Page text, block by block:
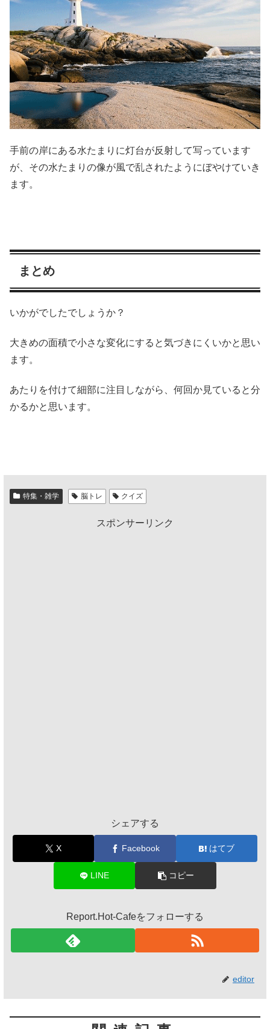
手前の岸にある水たまりに灯台が反射して写っています
が、その水たまりの像が風で乱されたようにぼやけていき
ます。
まとめ
いかがでしたでしょうか？
大きめの面積で小さな変化にすると気づきにくいかと思い
ます。
あたりを付けて細部に注目しながら、何回か見ていると分
かるかと思います。
特集・雑学 脳トレ クイズ
スポンサーリンク
シェアする
X Facebook はてブ
LINE コピー
Report.Hot-Cafeをフォローする
editor